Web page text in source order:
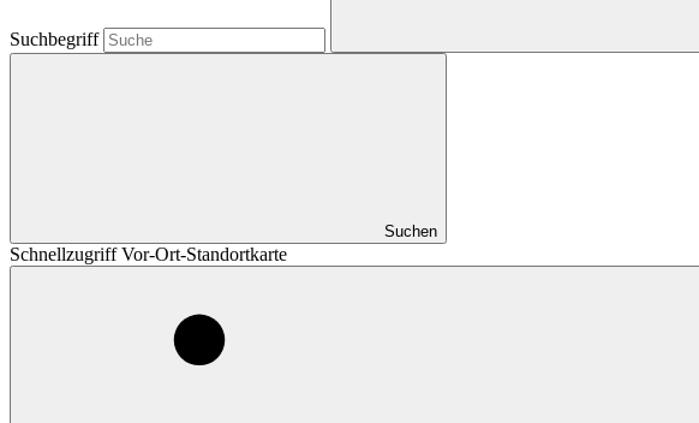
Suchbegriff
Suchen
Schnellzugriff Vor-Ort-Standortkarte